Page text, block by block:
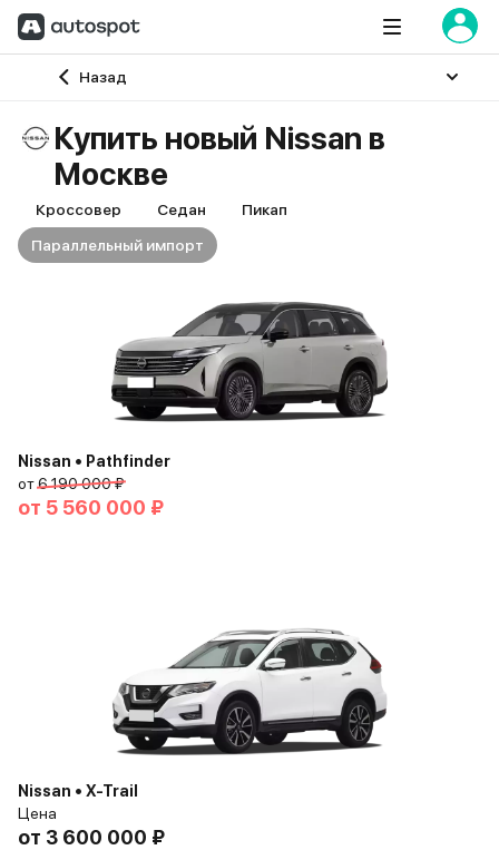
Назад
Главная
Купить новый Nissan в
Москве
Кроссовер Седан
Пикап
Параллельный импорт
Nissan • Pathfinder
от6 190 000 ₽
от 5 560 000 ₽
Nissan • X-Trail
Цена
от 3 600 000 ₽